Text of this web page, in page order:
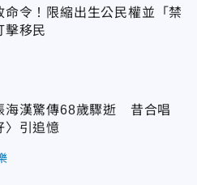
命令！限縮出生公民權並「禁
擊移民
海漢驚傳68歲驟逝 昔合唱
〉引追憶